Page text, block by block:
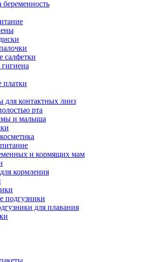
беременность
салфетки
платки
для контактных линз
рта
и малыша
и кормящих мам
кормления
подгузники
для плавания